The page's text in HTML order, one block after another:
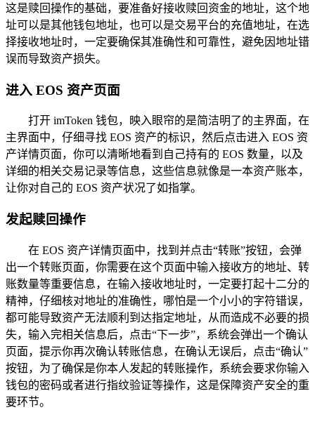
这是赎回操作的基础，要准备好接收赎回资金的地址，这个地
址可以是其他钱包地址，也可以是交易平台的充值地址，在选
择接收地址时，一定要确保其准确性和可靠性，避免因地址错
误而导致资产损失。
进入 EOS 资产页面
打开 imToken 钱包，映入眼帘的是简洁明了的主界面，在
主界面中，仔细寻找 EOS 资产的标识，然后点击进入 EOS 资
产详情页面，你可以清晰地看到自己持有的 EOS 数量，以及
详细的相关交易记录等信息，这些信息就像是一本资产账本，
让你对自己的 EOS 资产状况了如指掌。
发起赎回操作
在 EOS 资产详情页面中，找到并点击“转账”按钮，会弹
出一个转账页面，你需要在这个页面中输入接收方的地址、转
账数量等重要信息，在输入接收地址时，一定要打起十二分的
精神，仔细核对地址的准确性，哪怕是一个小小的字符错误，
都可能导致资产无法顺利到达指定地址，从而造成不必要的损
失，输入完相关信息后，点击“下一步”，系统会弹出一个确认
页面，提示你再次确认转账信息，在确认无误后，点击“确认”
按钮，为了确保是你本人发起的转账操作，系统会要求你输入
钱包的密码或者进行指纹验证等操作，这是保障资产安全的重
要环节。